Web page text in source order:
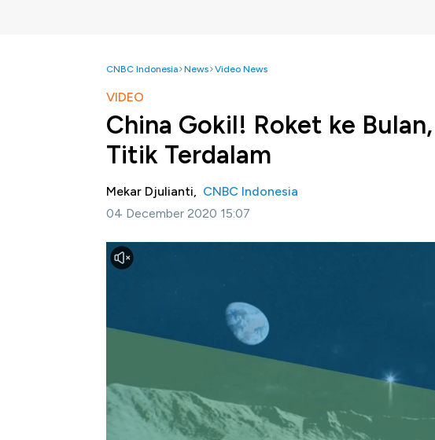
CNBC Indonesia News Video News
VIDEO
China Gokil! Roket ke
Titik Terdalam
Mekar Djulianti, CNBC Indonesia
04 December 2020 15:07
Jakarta, CNBC Indonesia -
capaian kemampuan teknologi eksplorasi alam semesta.
seantero Bumi beberapa pekan sebelumnya.
Bagikan:
#kapal selam #china